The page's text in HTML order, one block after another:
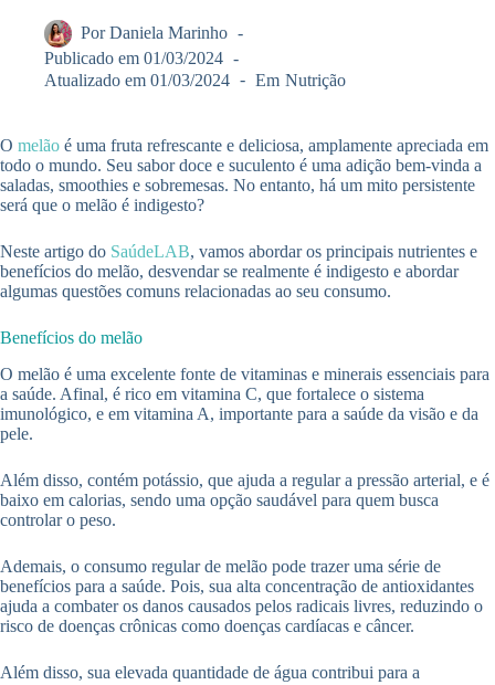
Por Daniela Marinho
Publicado em 01/03/2024
Atualizado em 01/03/2024 Em Nutrição
O melão é uma fruta refrescante e deliciosa, amplamente apreciada em
todo o mundo. Seu sabor doce e suculento é uma adição bem-vinda a
saladas, smoothies e sobremesas. No entanto, há um mito persistente
será que o melão é indigesto?
Neste artigo do SaúdeLAB, vamos abordar os principais nutrientes e
benefícios do melão, desvendar se realmente é indigesto e abordar
algumas questões comuns relacionadas ao seu consumo.
Benefícios do melão
O melão é uma excelente fonte de vitaminas e minerais essenciais para
a saúde. Afinal, é rico em vitamina C, que fortalece o sistema
imunológico, e em vitamina A, importante para a saúde da visão e da
pele.
Além disso, contém potássio, que ajuda a regular a pressão arterial, e é
baixo em calorias, sendo uma opção saudável para quem busca
controlar o peso.
Ademais, o consumo regular de melão pode trazer uma série de
benefícios para a saúde. Pois, sua alta concentração de antioxidantes
ajuda a combater os danos causados pelos radicais livres, reduzindo o
risco de doenças crônicas como doenças cardíacas e câncer.
Além disso, sua elevada quantidade de água contribui para a